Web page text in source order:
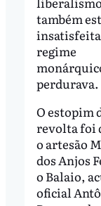
também
insatisfeita
regime
perdurava.
O estopim
revolta foi
o artesão
dos Anjos
o Balaio,
oficial